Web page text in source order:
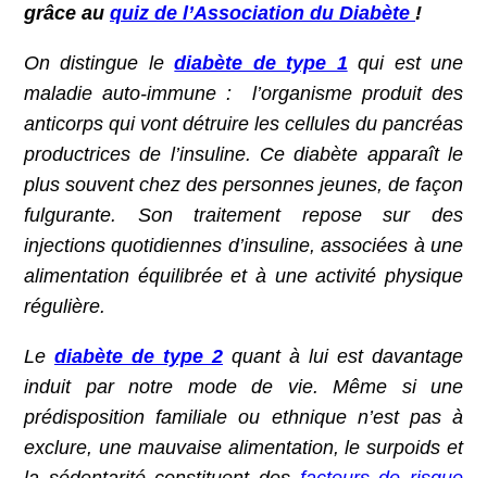
grâce au quiz de l’Association du Diabète !
On distingue lediabète de type 1 qui est une
maladie auto-immune : l’organisme produit des
anticorps qui vont détruire les cellules du pancréas
productrices de l’insuline. Ce diabète apparaît le
plus souvent chez des personnes jeunes, de façon
fulgurante. Son traitement repose sur des
injections quotidiennes d’insuline, associées à une
alimentation équilibrée et à une activité physique
régulière.
Le diabète de type 2 quant à lui est davantage
induit par notre mode de vie. Même si une
prédisposition familiale ou ethnique n’est pas à
exclure, une mauvaise alimentation, le surpoids et